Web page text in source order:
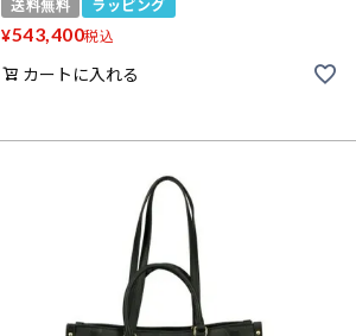
送料無料 ラッピング
¥543,400税込
カートに入れる